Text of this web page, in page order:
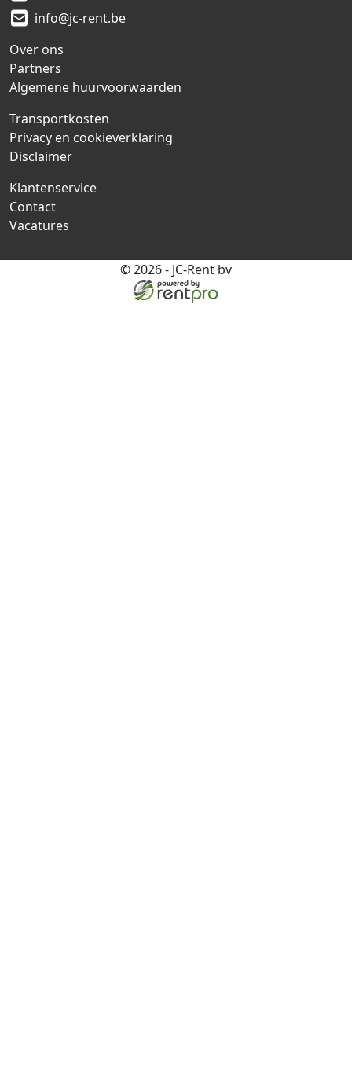
info@jc-rent.be
Over ons
Partners
Algemene huurvoorwaarden
Transportkosten
Privacy en cookieverklaring
Disclaimer
Klantenservice
Contact
Vacatures
© 2026 - JC-Rent bv